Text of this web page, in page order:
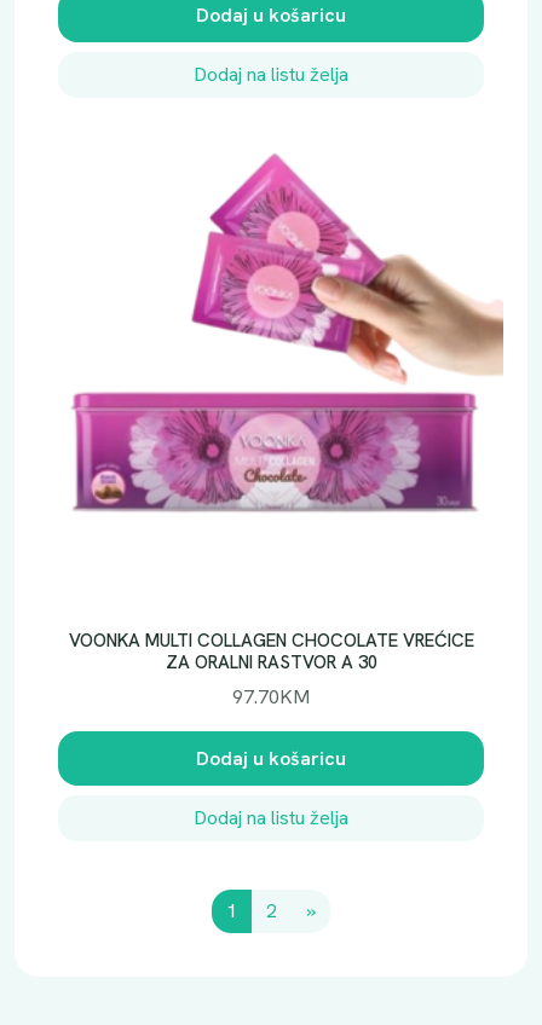
Dodaj u košaricu
Dodaj na listu želja
VOONKA MULTI COLLAGEN CHOCOLATE VREĆICE
ZA ORALNI RASTVOR A 30
97.70KM
Dodaj u košaricu
Dodaj na listu želja
1 2 »